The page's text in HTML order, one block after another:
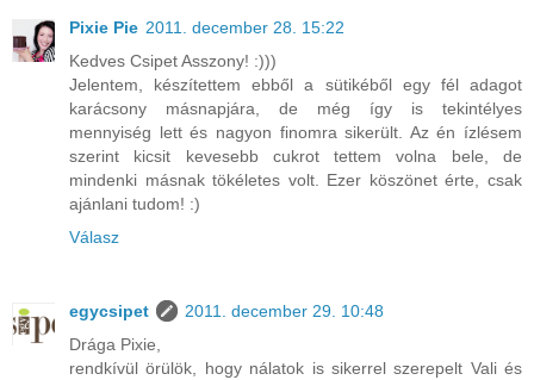
Pixie Pie 2011. december 28. 15:22
Kedves Csipet Asszony! :)))
Jelentem, készítettem ebből a sütikéből egy fél adagot
karácsony másnapjára, de még így is tekintélyes
mennyiség lett és nagyon finomra sikerült. Az én ízlésem
szerint kicsit kevesebb cukrot tettem volna bele, de
mindenki másnak tökéletes volt. Ezer köszönet érte, csak
ajánlani tudom! :)
Válasz
egycsipet
2011. december 29. 10:48
Drága Pixie,
rendkívül örülök, hogy nálatok is sikerrel szerepelt Vali és